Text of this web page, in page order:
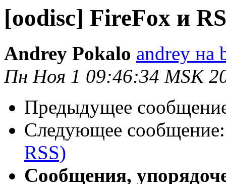
[oodisc] FireFox и
Andrey Pokalo andrey на
Пн Ноя 1 09:46:34 MSK
Предыдущее
Следующее
RSS)
Сообщения,